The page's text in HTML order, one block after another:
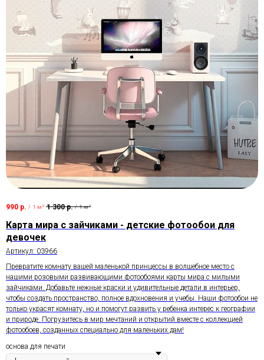
990 р. / 1 м² 1 300 р. / 1 м²
Карта мира с зайчиками - детские фотообои для
девочек
Артикул: 03966
Превратите комнату вашей маленькой принцессы в волшебное место с
нашими розовыми развивающими фотообоями карты мира с милыми
зайчиками. Добавьте нежные краски и удивительные детали в интерьер,
чтобы создать пространство, полное вдохновения и учебы. Наши фотообои не
только украсят комнату, но и помогут развить у ребенка интерес к географии
и природе. Погрузитесь в мир мечтаний и открытий вместе с коллекцией
фотообоев, созданных специально для маленьких дам!
основа для печати